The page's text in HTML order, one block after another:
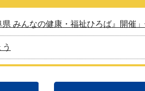
みんなの健康・福祉ひろば』開催